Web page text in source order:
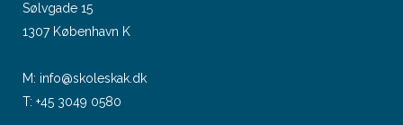
Sølvgade 15
1307 København K
M: info@skoleskak.dk
T: +45 3049 0580